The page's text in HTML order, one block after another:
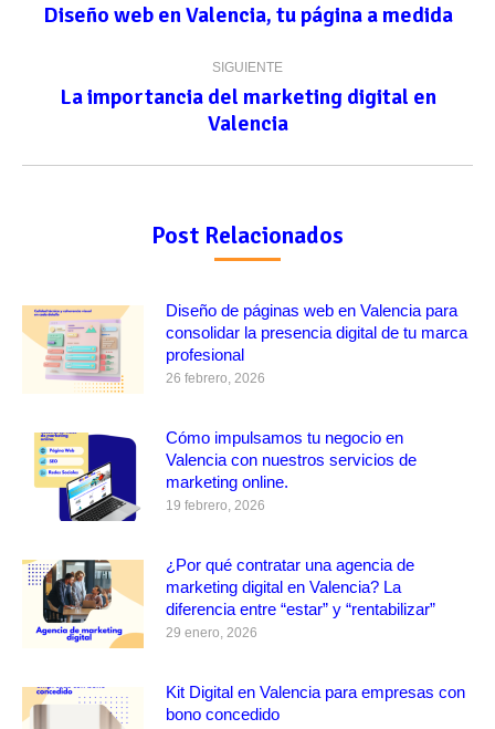
publicaciones
Publicación
anterior:
Diseño web en Valencia, tu página a medida
SIGUIENTE
Publicación
siguiente:
La importancia del marketing digital en
Valencia
Post Relacionados
Diseño de páginas web en Valencia para
consolidar la presencia digital de tu marca
profesional
26 febrero, 2026
Cómo impulsamos tu negocio en
Valencia con nuestros servicios de
marketing online.
19 febrero, 2026
¿Por qué contratar una agencia de
marketing digital en Valencia? La
diferencia entre “estar” y “rentabilizar”
29 enero, 2026
Kit Digital en Valencia para empresas con
bono concedido